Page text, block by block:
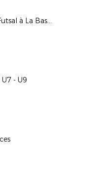
Les U11 et U13 Futsal à La Bassée
- U9